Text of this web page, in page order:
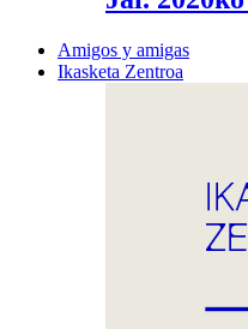
Amigos y amigas
Ikasketa Zentroa